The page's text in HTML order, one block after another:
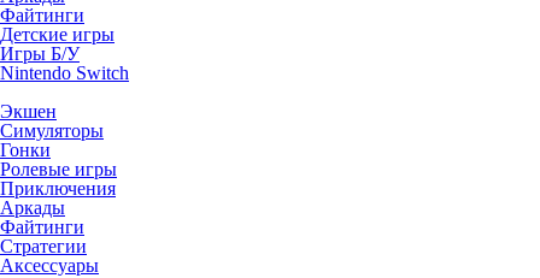
Файтинги
Детские игры
Игры Б/У
Nintendo Switch
Экшен
Симуляторы
Гонки
Ролевые игры
Приключения
Аркады
Файтинги
Стратегии
Аксессуары